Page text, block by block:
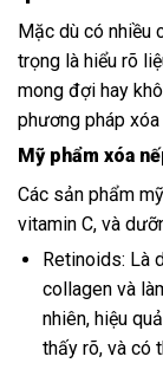
Mặc dù có nhiều
trọng là hiểu rõ
mong đợi hay
phương pháp
Mỹ phẩm xóa
Các sản phẩm
vitamin C, và
Retinoids: Là
collagen và
nhiên, hiệu
thấy rõ, và có